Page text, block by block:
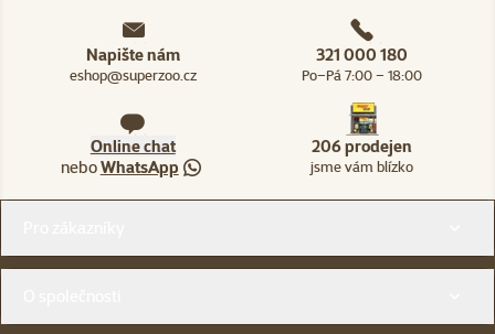
Napište nám
eshop@superzoo.cz
321 000 180
Po–Pá 7:00 – 18:00
Online chat
neboWhatsApp
206 prodejen
jsme vám blízko